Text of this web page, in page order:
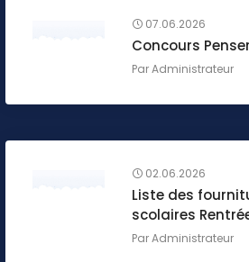
07.06.2026
Concours
ParAdministrateur
02.06.2026
Liste des
scolaires
ParAdministrateur